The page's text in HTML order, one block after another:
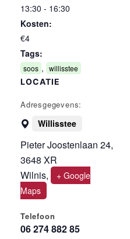
13:30 - 16:30
Kosten:
€4
Tags:
soos , willisstee
LOCATIE
Adresgegevens:
Willisstee
Pieter Joostenlaan 24,
3648 XR
Wilnis,
+ Google
Maps
Telefoon
06 274 882 85